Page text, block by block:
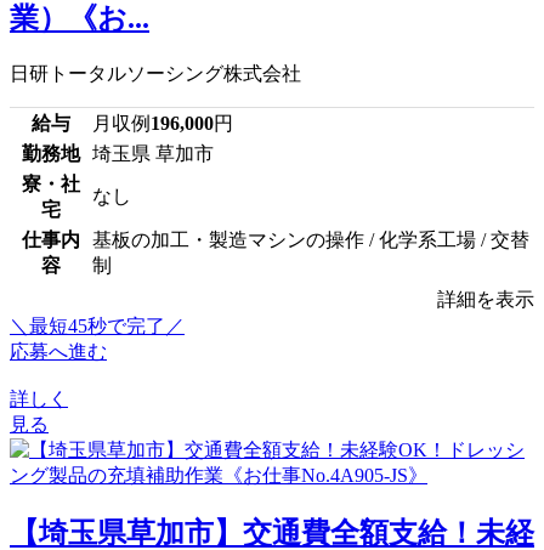
業）《お...
日研トータルソーシング株式会社
給与 月収例 196,000円
勤務地
埼玉県 草加市
寮・社
宅
なし
仕事内
容
基板の加工・製造マシンの操作 / 化学系工場 / 交替
制
詳細を表示
＼最短45秒で完了／
応募へ進む
詳しく
見る
【埼玉県草加市】交通費全額支給！未経